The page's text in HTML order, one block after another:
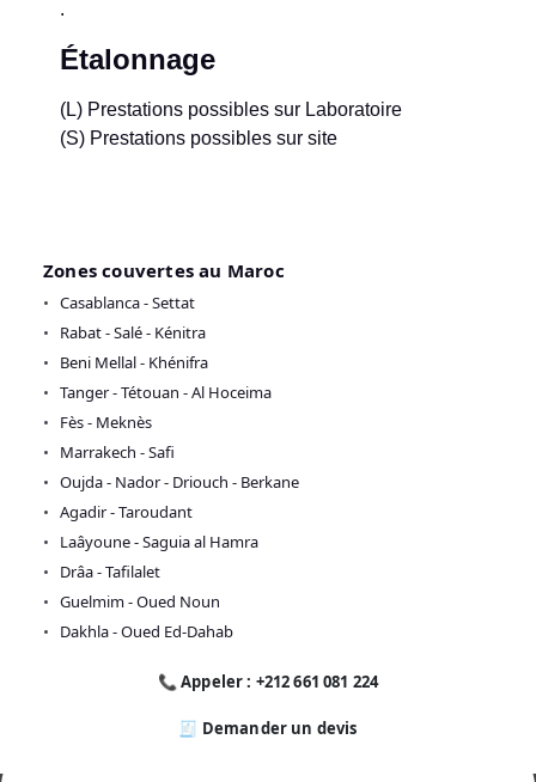
.
Étalonnage
(L) Prestations possibles sur Laboratoire
(S) Prestations possibles sur site
Zones couvertes au Maroc
Casablanca - Settat
Rabat - Salé - Kénitra
Beni Mellal - Khénifra
Tanger - Tétouan - Al Hoceima
Fès - Meknès
Marrakech - Safi
Oujda - Nador - Driouch - Berkane
Agadir - Taroudant
Laâyoune - Saguia al Hamra
Drâa - Tafilalet
Guelmim - Oued Noun
Dakhla - Oued Ed-Dahab
📞 Appeler : +212 661 081 224
🧾 Demander un devis